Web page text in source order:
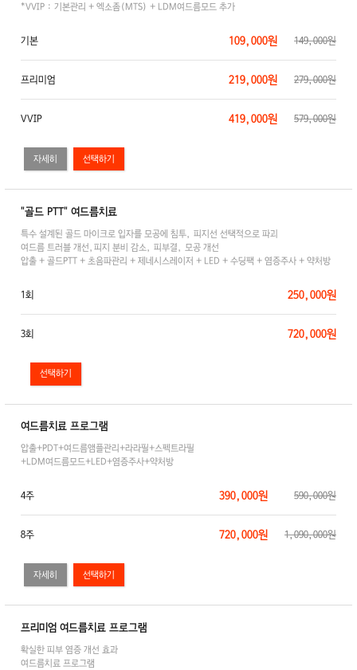
*VVIP : 기본관리 + 엑소좀(MTS) + LDM여드름모드 추가
자세히
기본 109,000원 149,000원
프리미엄 219,000원 279,000원
VVIP 419,000원 579,000원
"골드 PTT" 여드름치료
특수 설계된 골드 마이크로 입자를 모공에 침투, 피지선 선택적으로 파괴
여드름 트러블 개선,피지 분비 감소, 피부결, 모공 개선
압출 + 골드PTT + 초음파관리 + 제네시스레이저 + LED + 수딩팩 + 염증주사 + 약처방
1회 250,000원
3회 720,000원
여드름치료 프로그램
압출+PDT+여드름앰플관리+라라필+스펙트라필
+LDM여드름모드+LED+염증주사+약처방
자세히
4주 390,000원 590,000원
8주 720,000원 1,090,000원
프리미엄 여드름치료 프로그램
확실한 피부 염증 개선 효과
여드름치료 프로그램